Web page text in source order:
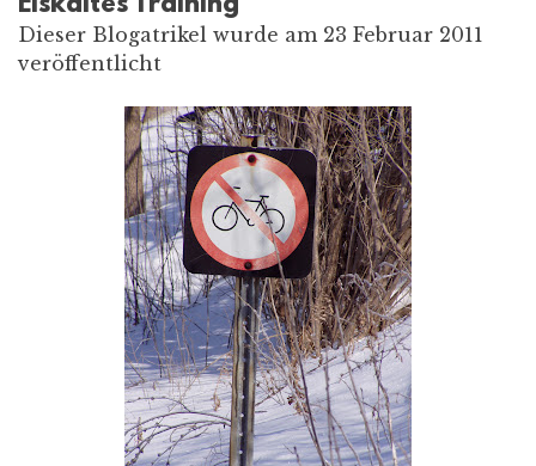
Dieser Blogatrikel wurde am 23 Februar 2011
veröffentlicht